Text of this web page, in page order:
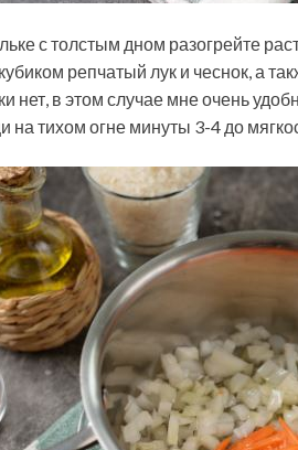
с толстым дном разогрейте
репчатый лук и чеснок, а
нет, в этом случае мне очень
на тихом огне минуты 3-4 до